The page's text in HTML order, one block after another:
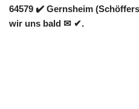
64579 ✔️ Gernsheim
wir uns bald ✉ ✔.